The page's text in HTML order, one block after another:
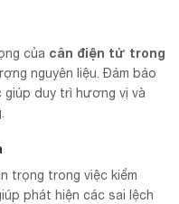
của cân điện tử trong
nguyên liệu. Đảm bảo
duy trì hương vị và
trọng trong việc kiểm
phát hiện các sai lệch